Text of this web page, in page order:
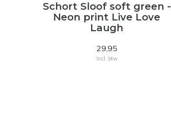
Schort Sloof soft green -
Neon print Live Love
Laugh
29,95
Incl. btw